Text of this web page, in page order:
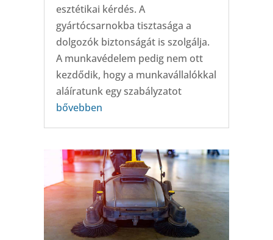
esztétikai kérdés. A
gyártócsarnokba tisztasága a
dolgozók biztonságát is szolgálja.
A munkavédelem pedig nem ott
kezdődik, hogy a munkavállalókkal
aláíratunk egy szabályzatot
bővebben